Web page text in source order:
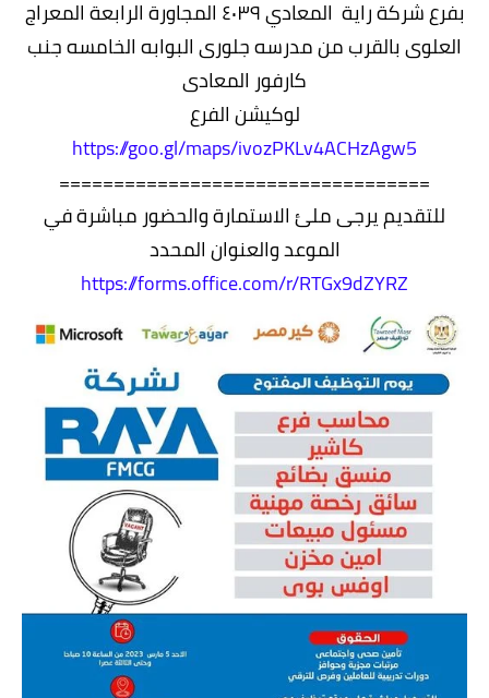
بفرع شركة راية ‎ المعادي ٤٠٣٩ المجاورة الرابعة المعراج
العلوى بالقرب من مدرسه جلورى البوابه الخامسه جنب
كارفور المعادى
https://goo.gl/maps/ivozPKLv4ACHzAgw5
==================================
للتقديم يرجى ملئ الاستمارة والحضور مباشرة في
الموعد والعنوان المحدد
https://forms.office.com/r/RTGx9dZYRZ